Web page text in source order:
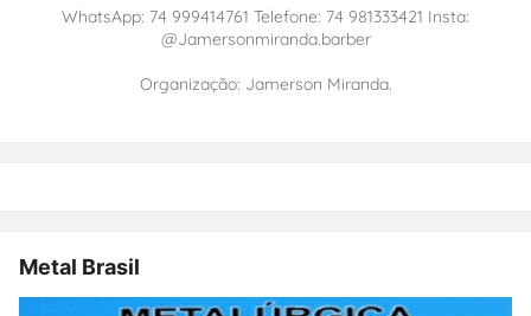
WhatsApp: 74 999414761 Telefone: 74 981333421 Insta:
@Jamersonmiranda.barber
Organização: Jamerson Miranda.
Metal Brasil